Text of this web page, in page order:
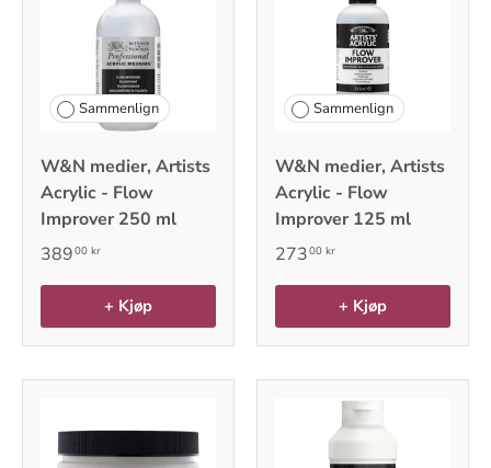
Sammenlign
W&N medier, Artists
Acrylic - Flow
Improver 250 ml
38900 kr
+ Kjøp
Sammenlign
W&N medier, Artists
Acrylic - Flow
Improver 125 ml
27300 kr
+ Kjøp